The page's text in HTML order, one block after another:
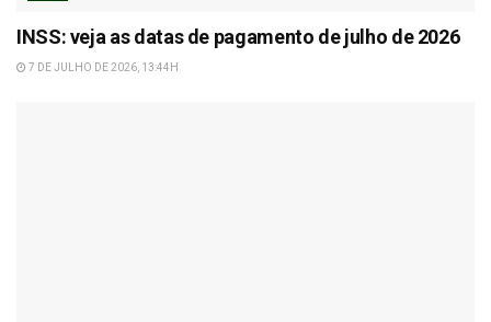
INSS: veja as datas de pagamento de julho de 2026
7 DE JULHO DE 2026, 13:44H